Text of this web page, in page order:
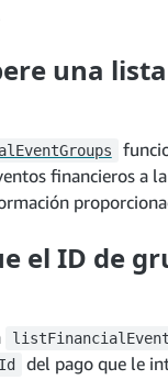
una
financieros a
el ID de
del pago que le